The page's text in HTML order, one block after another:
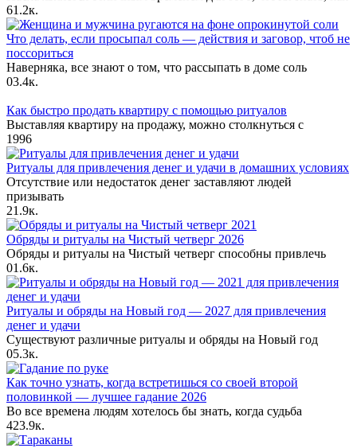
61.2к.
Что делать, если просыпал соль — действия и заговор, чтоб не
поссориться
Наверняка, все знают о том, что рассыпать в доме соль
03.4к.
Как быстро продать квартиру с помощью ритуалов
Выставляя квартиру на продажу, можно столкнуться с
1996
Ритуалы для привлечения денег и удачи в домашних условиях
Отсутствие или недостаток денег заставляют людей
призывать
21.9к.
Обряды и ритуалы на Чистый четверг 2026
Обряды и ритуалы на Чистый четверг способны привлечь
01.6к.
Ритуалы и обряды на Новый год — 2027 для привлечения
денег и удачи
Существуют различные ритуалы и обряды на Новый год
05.3к.
Как точно узнать, когда встретишься со своей второй
половинкой — лучшее гадание 2026
Во все времена людям хотелось бы знать, когда судьба
423.9к.